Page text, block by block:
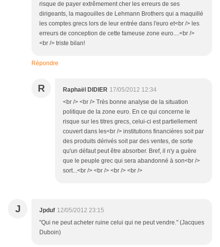
risque de payer extrêmement cher les erreurs de ses
dirigeants, la magouilles de Lehmann Brothers qui a maquillé
les comptes grecs lors de leur entrée dans l'euro et<br /> les
erreurs de conception de cette fameuse zone euro....<br />
<br /> triste bilan!
Répondre
R Raphaël DIDIER 17/05/2012 12:34
<br /> <br /> Très bonne analyse de la situation
politique de la zone euro. En ce qui concerne le
risque sur les titres grecs, celui-ci est partiellement
couvert dans les<br /> institutions financières soit par
des produits dérivés soit par des ventes, de sorte
qu'un défaut peut être absorber. Bref, il n'y a guère
que le peuple grec qui sera abandonné à son<br />
sort...<br /> <br /> <br /> <br />
J Jpduf 12/05/2012 23:15
"Qui ne peut acheter ruine celui qui ne peut vendre." (Jacques
Duboin)